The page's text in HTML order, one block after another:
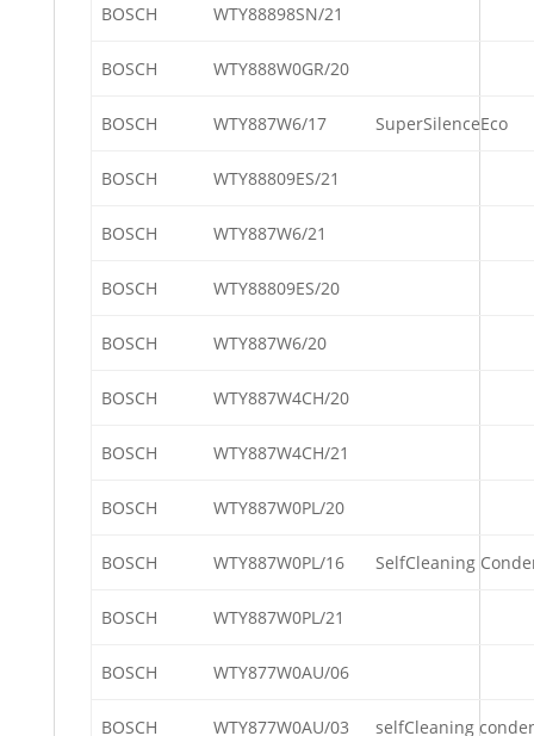
BOSCH WTY88898SN/21
BOSCH WTY888W0GR/20
BOSCH WTY887W6/17 SuperSilenceEco
BOSCH WTY88809ES/21
BOSCH WTY887W6/21
BOSCH WTY88809ES/20
BOSCH WTY887W6/20
BOSCH WTY887W4CH/20
BOSCH WTY887W4CH/21
BOSCH WTY887W0PL/20
BOSCH WTY887W0PL/16 SelfCleaning
BOSCH WTY887W0PL/21
BOSCH WTY877W0AU/06
BOSCH WTY877W0AU/03 selfCleaning